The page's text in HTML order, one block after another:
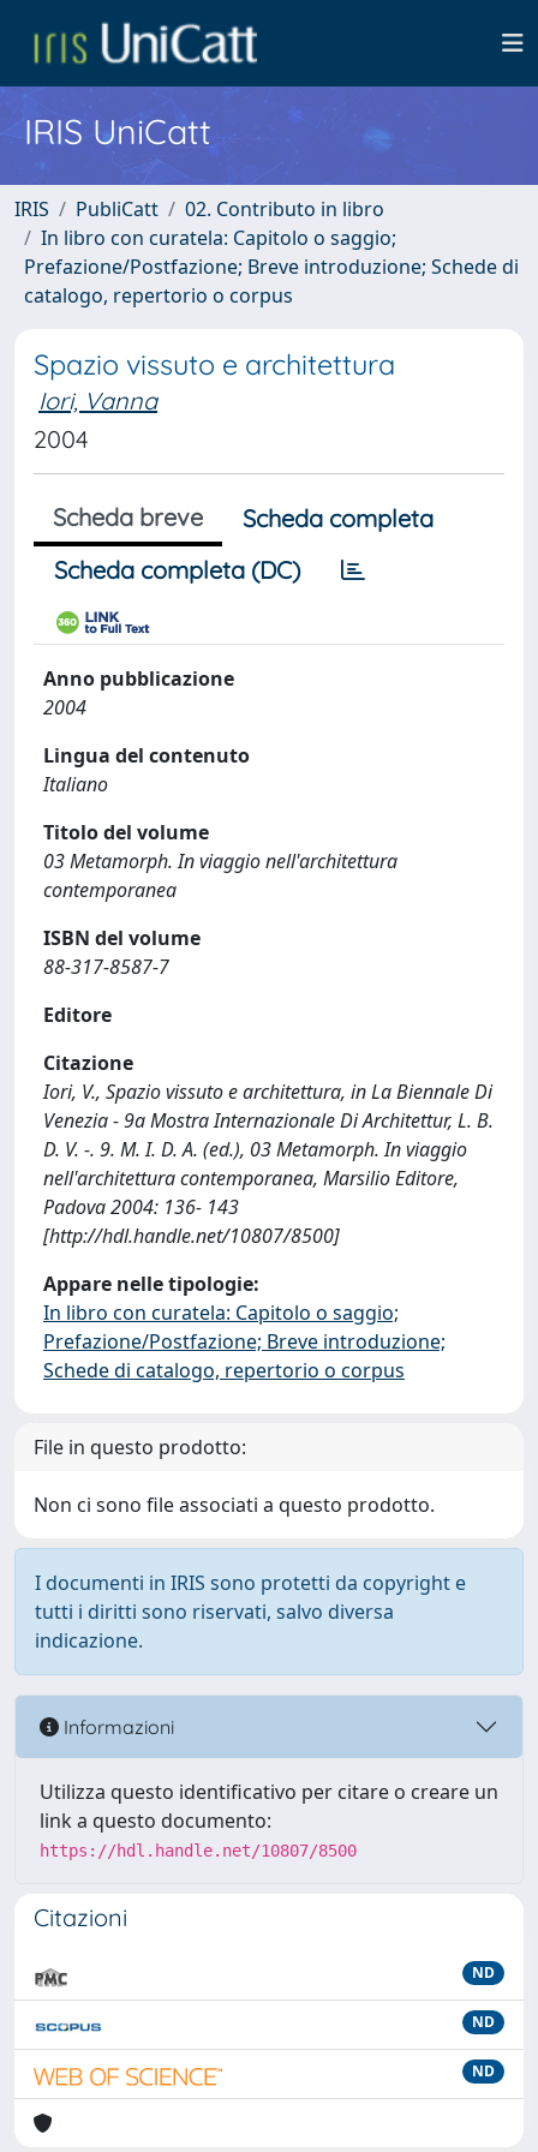
IRIS UniCatt
IRIS PubliCatt
02. Contributo in libro
In libro con curatela: Capitolo o saggio;
Prefazione/Postfazione; Breve introduzione; Schede di
catalogo, repertorio o corpus
Spazio vissuto e architettura
Iori, Vanna
2004
Scheda breve
Scheda completa
Scheda completa (DC)
Anno pubblicazione
2004
Lingua del contenuto
Italiano
Titolo del volume
03 Metamorph. In viaggio nell'architettura
contemporanea
ISBN del volume
88-317-8587-7
Editore
Citazione
Iori, V., Spazio vissuto e architettura, in La Biennale Di
Venezia - 9a Mostra Internazionale Di Architettur, L. B.
D. V. -. 9. M. I. D. A. (ed.), 03 Metamorph. In viaggio
nell'architettura contemporanea, Marsilio Editore,
Padova 2004: 136- 143
[http://hdl.handle.net/10807/8500]
Appare nelle tipologie:
In libro con curatela: Capitolo o saggio;
Prefazione/Postfazione; Breve introduzione;
Schede di catalogo, repertorio o corpus
File in questo prodotto:
Non ci sono file associati a questo prodotto.
I documenti in IRIS sono protetti da copyright e
tutti i diritti sono riservati, salvo diversa
indicazione.
Informazioni
Utilizza questo identificativo per citare o creare un
link a questo documento:
https://hdl.handle.net/10807/8500
Citazioni
ND
ND
ND